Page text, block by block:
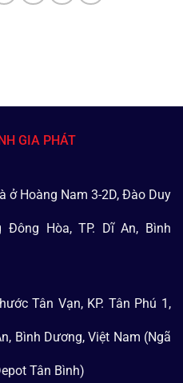
GIA PHÁT
ở Hoàng Nam 3-2D, Đào Duy
Đông Hòa, TP. Dĩ An, Bình
Tân Vạn, KP. Tân Phú 1,
Bình Dương, Việt Nam (Ngã
Tân Bình)